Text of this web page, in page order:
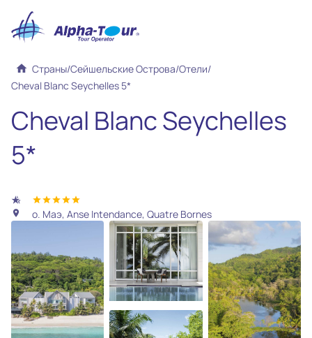
home Страны/Сейшельские Острова/Отели/
Cheval Blanc Seychelles 5*
Cheval Blanc Seychelles
5*
hotel_class starstarstarstarstar
location_on
о. Маэ, Anse Intendance, Quatre Bornes